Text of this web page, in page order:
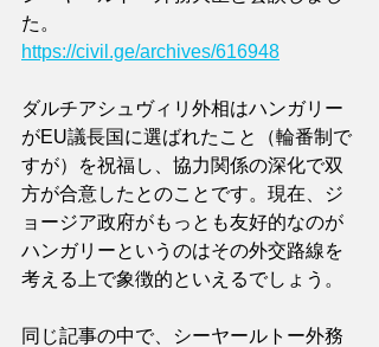
た。
https://civil.ge/archives/616948
ダルチアシュヴィリ外相はハンガリー
がEU議長国に選ばれたこと（輪番制で
すが）を祝福し、協力関係の深化で双
方が合意したとのことです。現在、ジ
ョージア政府がもっとも友好的なのが
ハンガリーというのはその外交路線を
考える上で象徴的といえるでしょう。
同じ記事の中で、シーヤールトー外務